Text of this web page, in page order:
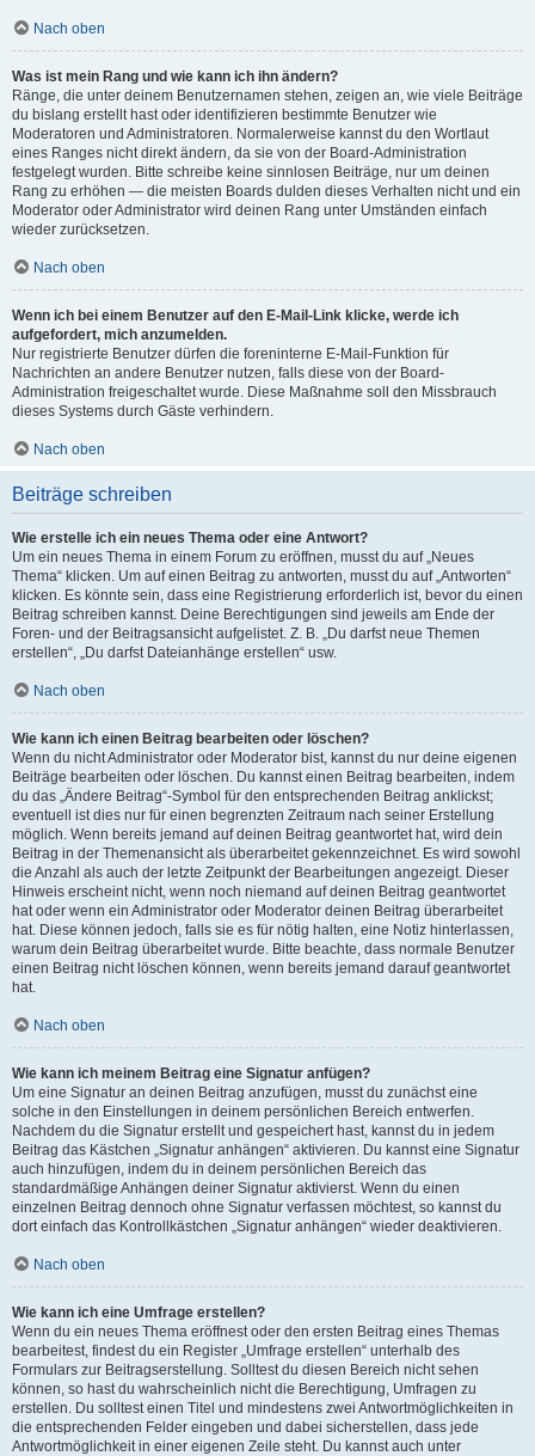
Nach oben
Was ist mein Rang und wie kann ich ihn ändern?
Ränge, die unter deinem Benutzernamen stehen, zeigen an, wie viele Beiträge
du bislang erstellt hast oder identifizieren bestimmte Benutzer wie
Moderatoren und Administratoren. Normalerweise kannst du den Wortlaut
eines Ranges nicht direkt ändern, da sie von der Board-Administration
festgelegt wurden. Bitte schreibe keine sinnlosen Beiträge, nur um deinen
Rang zu erhöhen — die meisten Boards dulden dieses Verhalten nicht und ein
Moderator oder Administrator wird deinen Rang unter Umständen einfach
wieder zurücksetzen.
Nach oben
Wenn ich bei einem Benutzer auf den E-Mail-Link klicke, werde ich
aufgefordert, mich anzumelden.
Nur registrierte Benutzer dürfen die foreninterne E-Mail-Funktion für
Nachrichten an andere Benutzer nutzen, falls diese von der Board-
Administration freigeschaltet wurde. Diese Maßnahme soll den Missbrauch
dieses Systems durch Gäste verhindern.
Nach oben
Beiträge schreiben
Wie erstelle ich ein neues Thema oder eine Antwort?
Um ein neues Thema in einem Forum zu eröffnen, musst du auf „Neues
Thema“ klicken. Um auf einen Beitrag zu antworten, musst du auf „Antworten“
klicken. Es könnte sein, dass eine Registrierung erforderlich ist, bevor du einen
Beitrag schreiben kannst. Deine Berechtigungen sind jeweils am Ende der
Foren- und der Beitragsansicht aufgelistet. Z. B. „Du darfst neue Themen
erstellen“, „Du darfst Dateianhänge erstellen“ usw.
Nach oben
Wie kann ich einen Beitrag bearbeiten oder löschen?
Wenn du nicht Administrator oder Moderator bist, kannst du nur deine eigenen
Beiträge bearbeiten oder löschen. Du kannst einen Beitrag bearbeiten, indem
du das „Ändere Beitrag“-Symbol für den entsprechenden Beitrag anklickst;
eventuell ist dies nur für einen begrenzten Zeitraum nach seiner Erstellung
möglich. Wenn bereits jemand auf deinen Beitrag geantwortet hat, wird dein
Beitrag in der Themenansicht als überarbeitet gekennzeichnet. Es wird sowohl
die Anzahl als auch der letzte Zeitpunkt der Bearbeitungen angezeigt. Dieser
Hinweis erscheint nicht, wenn noch niemand auf deinen Beitrag geantwortet
hat oder wenn ein Administrator oder Moderator deinen Beitrag überarbeitet
hat. Diese können jedoch, falls sie es für nötig halten, eine Notiz hinterlassen,
warum dein Beitrag überarbeitet wurde. Bitte beachte, dass normale Benutzer
einen Beitrag nicht löschen können, wenn bereits jemand darauf geantwortet
hat.
Nach oben
Wie kann ich meinem Beitrag eine Signatur anfügen?
Um eine Signatur an deinen Beitrag anzufügen, musst du zunächst eine
solche in den Einstellungen in deinem persönlichen Bereich entwerfen.
Nachdem du die Signatur erstellt und gespeichert hast, kannst du in jedem
Beitrag das Kästchen „Signatur anhängen“ aktivieren. Du kannst eine Signatur
auch hinzufügen, indem du in deinem persönlichen Bereich das
standardmäßige Anhängen deiner Signatur aktivierst. Wenn du einen
einzelnen Beitrag dennoch ohne Signatur verfassen möchtest, so kannst du
dort einfach das Kontrollkästchen „Signatur anhängen“ wieder deaktivieren.
Nach oben
Wie kann ich eine Umfrage erstellen?
Wenn du ein neues Thema eröffnest oder den ersten Beitrag eines Themas
bearbeitest, findest du ein Register „Umfrage erstellen“ unterhalb des
Formulars zur Beitragserstellung. Solltest du diesen Bereich nicht sehen
können, so hast du wahrscheinlich nicht die Berechtigung, Umfragen zu
erstellen. Du solltest einen Titel und mindestens zwei Antwortmöglichkeiten in
die entsprechenden Felder eingeben und dabei sicherstellen, dass jede
Antwortmöglichkeit in einer eigenen Zeile steht. Du kannst auch unter